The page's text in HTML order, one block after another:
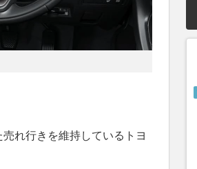
れ行きを維持しているトヨ